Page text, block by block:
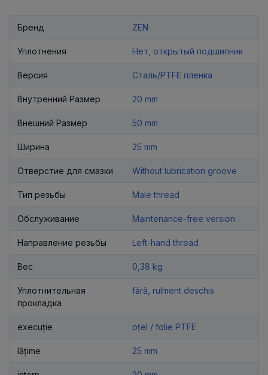
Бренд ZEN
Уплотнения Нет, открытый подшипник
Версия Сталь/PTFE пленка
Внутренний Размер 20 mm
Внешний Размер 50 mm
Ширина 25 mm
Отверстие для смазки Without lubrication groove
Тип резьбы Male thread
Обслуживание Maintenance-free version
Направление резьбы Left-hand thread
Вес 0,38 kg
Уплотнительная
прокладка
fără, rulment deschis
execuție oțel / folie PTFE
lățime 25 mm